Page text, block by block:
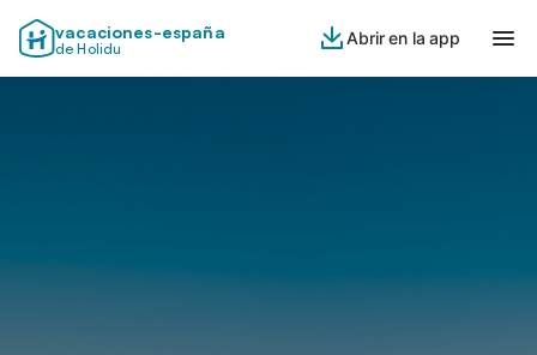
vacaciones-españa
de Holidu
Abrir en la app